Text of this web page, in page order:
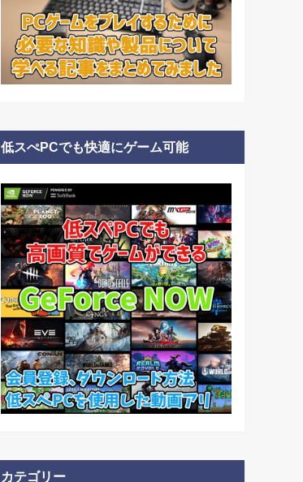
低スぺPCでも快適にゲーム可能
カテゴリー